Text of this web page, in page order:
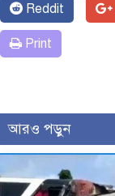
Reddit
Print
আরও পড়ুন